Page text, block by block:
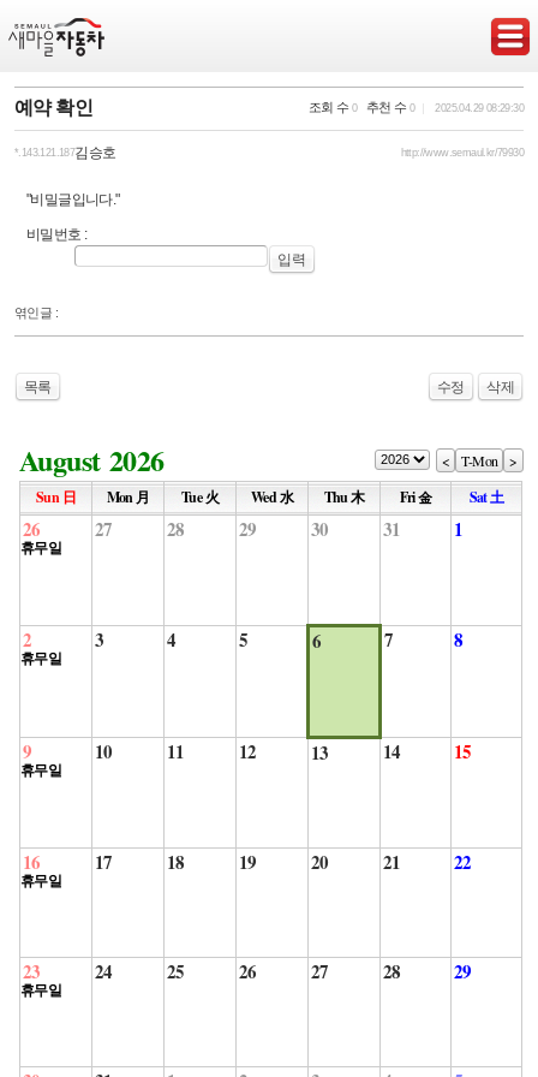
예약 확인 조회 수 0 추천 수 0 2025.04.29 08:29:30
김승호
*.143.121.187 http://www.semaul.kr/79930
"비밀글입니다."
비밀번호 :
엮인글 :
목록 수정 삭제
August 2026 < T-Mon >
Sun 日 Mon 月 Tue 火 Wed 水 Thu 木 Fri 金 Sat 土
26
휴무일
27 28 29 30 31 1
2
휴무일
3 4 5 6 7 8
9
휴무일
10 11 12 13 14 15
16
휴무일
17 18 19 20 21 22
23
휴무일
24 25 26 27 28 29